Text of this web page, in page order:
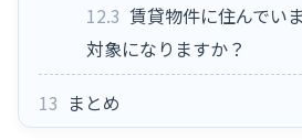
12.3 賃貸物件に住んでい
対象になりますか？
13 まとめ